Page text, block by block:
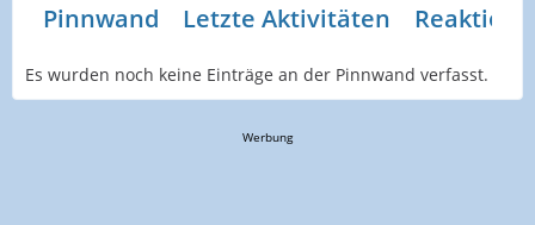
Pinnwand Letzte Aktivitäten
Es wurden noch keine Einträge an der Pinnwand verfasst.
Werbung